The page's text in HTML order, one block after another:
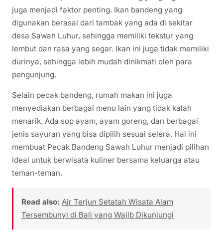
juga menjadi faktor penting. Ikan bandeng yang
digunakan berasal dari tambak yang ada di sekitar
desa Sawah Luhur, sehingga memiliki tekstur yang
lembut dan rasa yang segar. Ikan ini juga tidak memiliki
durinya, sehingga lebih mudah dinikmati oleh para
pengunjung.
Selain pecak bandeng, rumah makan ini juga
menyediakan berbagai menu lain yang tidak kalah
menarik. Ada sop ayam, ayam goreng, dan berbagai
jenis sayuran yang bisa dipilih sesuai selera. Hal ini
membuat Pecak Bandeng Sawah Luhur menjadi pilihan
ideal untuk berwisata kuliner bersama keluarga atau
teman-teman.
Read also: Air Terjun Setatah Wisata Alam
Tersembunyi di Bali yang Wajib Dikunjungi